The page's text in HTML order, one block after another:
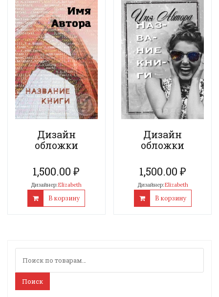
Дизайн
обложки
1,500.00₽
Дизайнер:Elizabeth
В корзину
Дизайн
обложки
1,500.00 ₽
Дизайнер:Elizabeth
В корзину
Поиск